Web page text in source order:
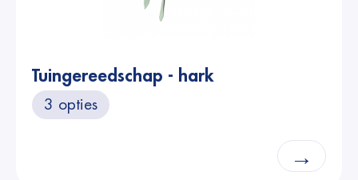
Tuingereedschap - hark
3 opties
→